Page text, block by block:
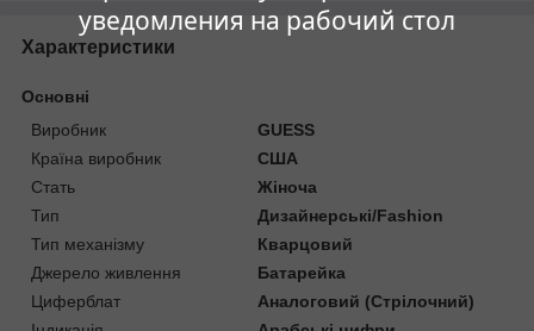
уведомления на рабочий стол
Характеристики
Основні
Виробник
GUESS
Країна виробник
США
Стать
Жіноча
Тип
Дизайнерські/Fashion
Тип механізму
Кварцовий
Джерело живлення
Батарейка
Циферблат
Аналоговий (Стрілочний)